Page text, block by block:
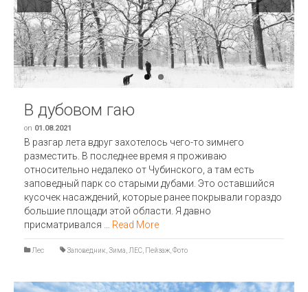
Previous Next
В дубовом гаю
on 01.08.2021
В разгар лета вдруг захотелось чего-то зимнего
разместить. В последнее время я проживаю
относительно недалеко от Чубинского, а там есть
заповедный парк со старыми дубами. Это оставшийся
кусочек насаждений, которые ранее покрывали гораздо
большие площади этой области. Я давно
присматривался … Read More
Лес Заповедник Зима ЛЕС Пейзаж Фото